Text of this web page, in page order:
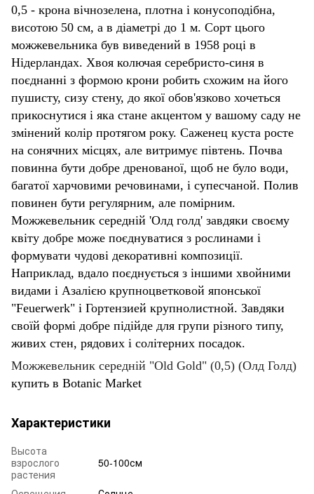
0,5 - крона вічнозелена, плотна і конусоподібна,
висотою 50 см, а в діаметрі до 1 м. Сорт цього
можжевельника був виведений в 1958 році в
Нідерландах. Хвоя колючая серебристо-синя в
поєднанні з формою крони робить схожим на його
пушисту, сизу стену, до якої обов'язково хочеться
прикоснутися і яка стане акцентом у вашому саду не
змінений колір протягом року. Саженец куста росте
на сонячних місцях, але витримує півтень. Почва
повинна бути добре дренованої, щоб не було води,
багатої харчовими речовинами, і супесчаной. Полив
повинен бути регулярним, але помірним.
Можжевельник середній 'Олд голд' завдяки своєму
квіту добре може поєднуватися з рослинами і
формувати чудові декоративні композиції.
Наприклад, вдало поєднується з іншими хвойними
видами і Азалією крупноцветковой японської
"Feuerwerk" і Гортензией крупнолистной. Завдяки
своїй формі добре підійде для групи різного типу,
живих стен, рядових і солітерних посадок.
Можжевельник середній "Old Gold" (0,5) (Олд Голд)
купить в Botanic Market
Характеристики
Высота
взрослого
растения
50-100см